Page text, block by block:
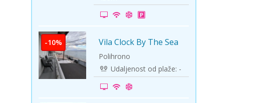
Solun polazak iz Niša
Temišvar polazak iz Niša
-10% Vila Clock By The Sea
Polihrono
Udaljenost od plaže: -